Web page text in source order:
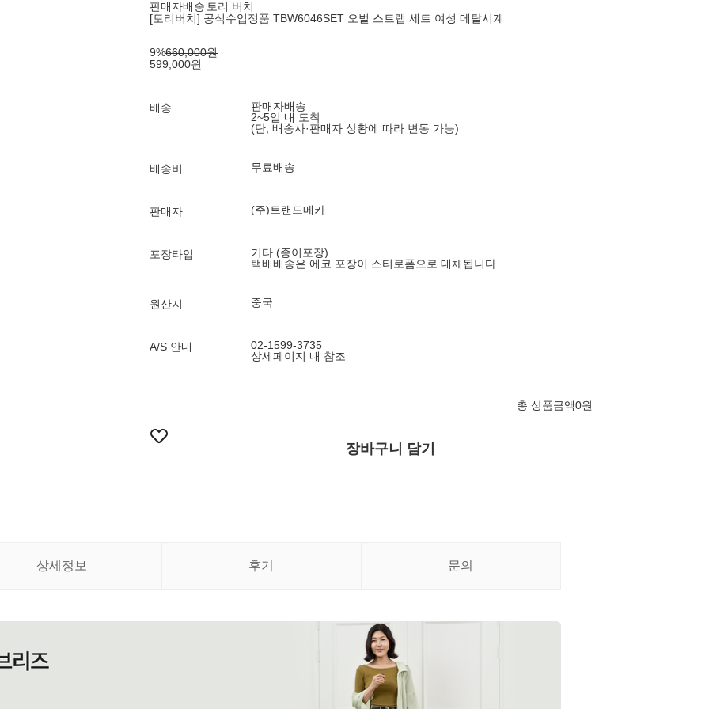
판매자배송 토리 버치
[토리버치] 공식수입정품 TBW6046SET 오벌 스트랩 세트 여성 메탈시계
9%660,000원
599,000원
배송
판매자배송
2~5일 내 도착
(단, 배송사·판매자 상황에 따라 변동 가능)
배송비 무료배송
판매자 (주)트랜드메카
포장타입
기타 (종이포장)
택배배송은 에코 포장이 스티로폼으로 대체됩니다.
원산지 중국
A/S 안내
02-1599-3735
상세페이지 내 참조
총 상품금액0원
장바구니 담기
상세정보 후기 문의